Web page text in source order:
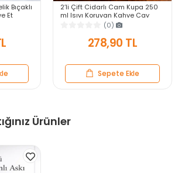
Bıçaklı
Et
Rende
2’li Çift Cidarlı Cam Kupa 250
ml Isıyı Koruyan Kahve Çay
Fincanı Kulplu Espresso Cam
(0)
278,90 TL
Sepete Ekle
Ürünler